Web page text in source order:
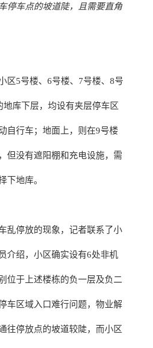
停车点的坡道陡，且需要直角
区5号楼、6号楼、7号楼、8号
库下层，均设有夹层停车区
自行车；地面上，则在9号楼
但没有遮阳棚和充电设施，需
下地库。
乱停放的现象，记者联系了小
介绍，小区确实设有6处非机
位于上述楼栋的负一层及负二
车区域入口难行问题，物业解
往停放点的坡道较陡，而小区